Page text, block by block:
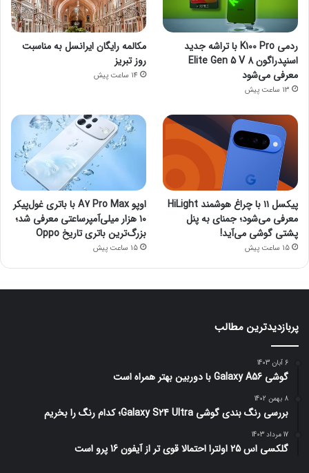
ردمی K100 Pro با تراشه جدید
اسنپدراگون 8 Elite Gen 5 V
معرفی می‌شود
13 ساعت پیش
مکالمه رایگان ایرانسل به مناسبت
روز تبریز
14 ساعت پیش
پیکسل ۱۱ با چراغ هوشمند HiLight
معرفی می‌شود؛ جمنای به پنل
پشتی گوشی می‌آید!
15 ساعت پیش
اوپو A7 Pro Max با باتری غول‌پیکر
۱۰ هزار میلی‌آمپرساعتی معرفی شد؛
بزرگ‌ترین باتری تاریخ Oppo
15 ساعت پیش
پربازدیدترین مطالب
6 آبان 1403
گوشی Galaxy A56 با دوربین بهتر همراه است
8 بهمن 1402
بررسی رنگ بندی گوشی Galaxy S24 Ultra؛ کدام رنگ را بخریم
17 مرداد 1403
گلکسی اس 25 اولترا احتمالا قوی تر از آیفون 16 پرو است